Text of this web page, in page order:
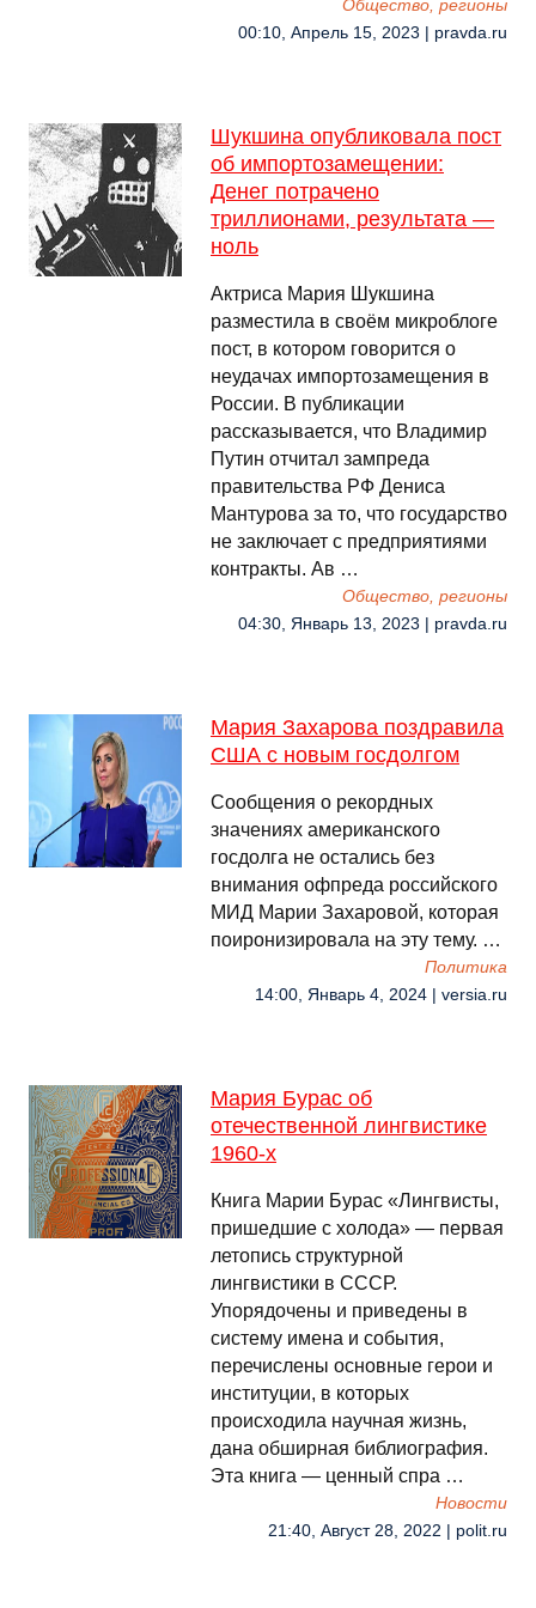
Общество, регионы
00:10, Апрель 15, 2023 | pravda.ru
Шукшина опубликовала пост
об импортозамещении:
Денег потрачено
триллионами, результата —
ноль
Актриса Мария Шукшина
разместила в своём микроблоге
пост, в котором говорится о
неудачах импортозамещения в
России. В публикации
рассказывается, что Владимир
Путин отчитал зампреда
правительства РФ Дениса
Мантурова за то, что государство
не заключает с предприятиями
контракты. Ав …
Общество, регионы
04:30, Январь 13, 2023 | pravda.ru
Мария Захарова поздравила
США с новым госдолгом
Сообщения о рекордных
значениях американского
госдолга не остались без
внимания офпреда российского
МИД Марии Захаровой, которая
поиронизировала на эту тему. …
Политика
14:00, Январь 4, 2024 | versia.ru
Мария Бурас об
отечественной лингвистике
1960-х
Книга Марии Бурас «Лингвисты,
пришедшие с холода» — первая
летопись структурной
лингвистики в СССР.
Упорядочены и приведены в
систему имена и события,
перечислены основные герои и
институции, в которых
происходила научная жизнь,
дана обширная библиография.
Эта книга — ценный спра …
Новости
21:40, Август 28, 2022 | polit.ru